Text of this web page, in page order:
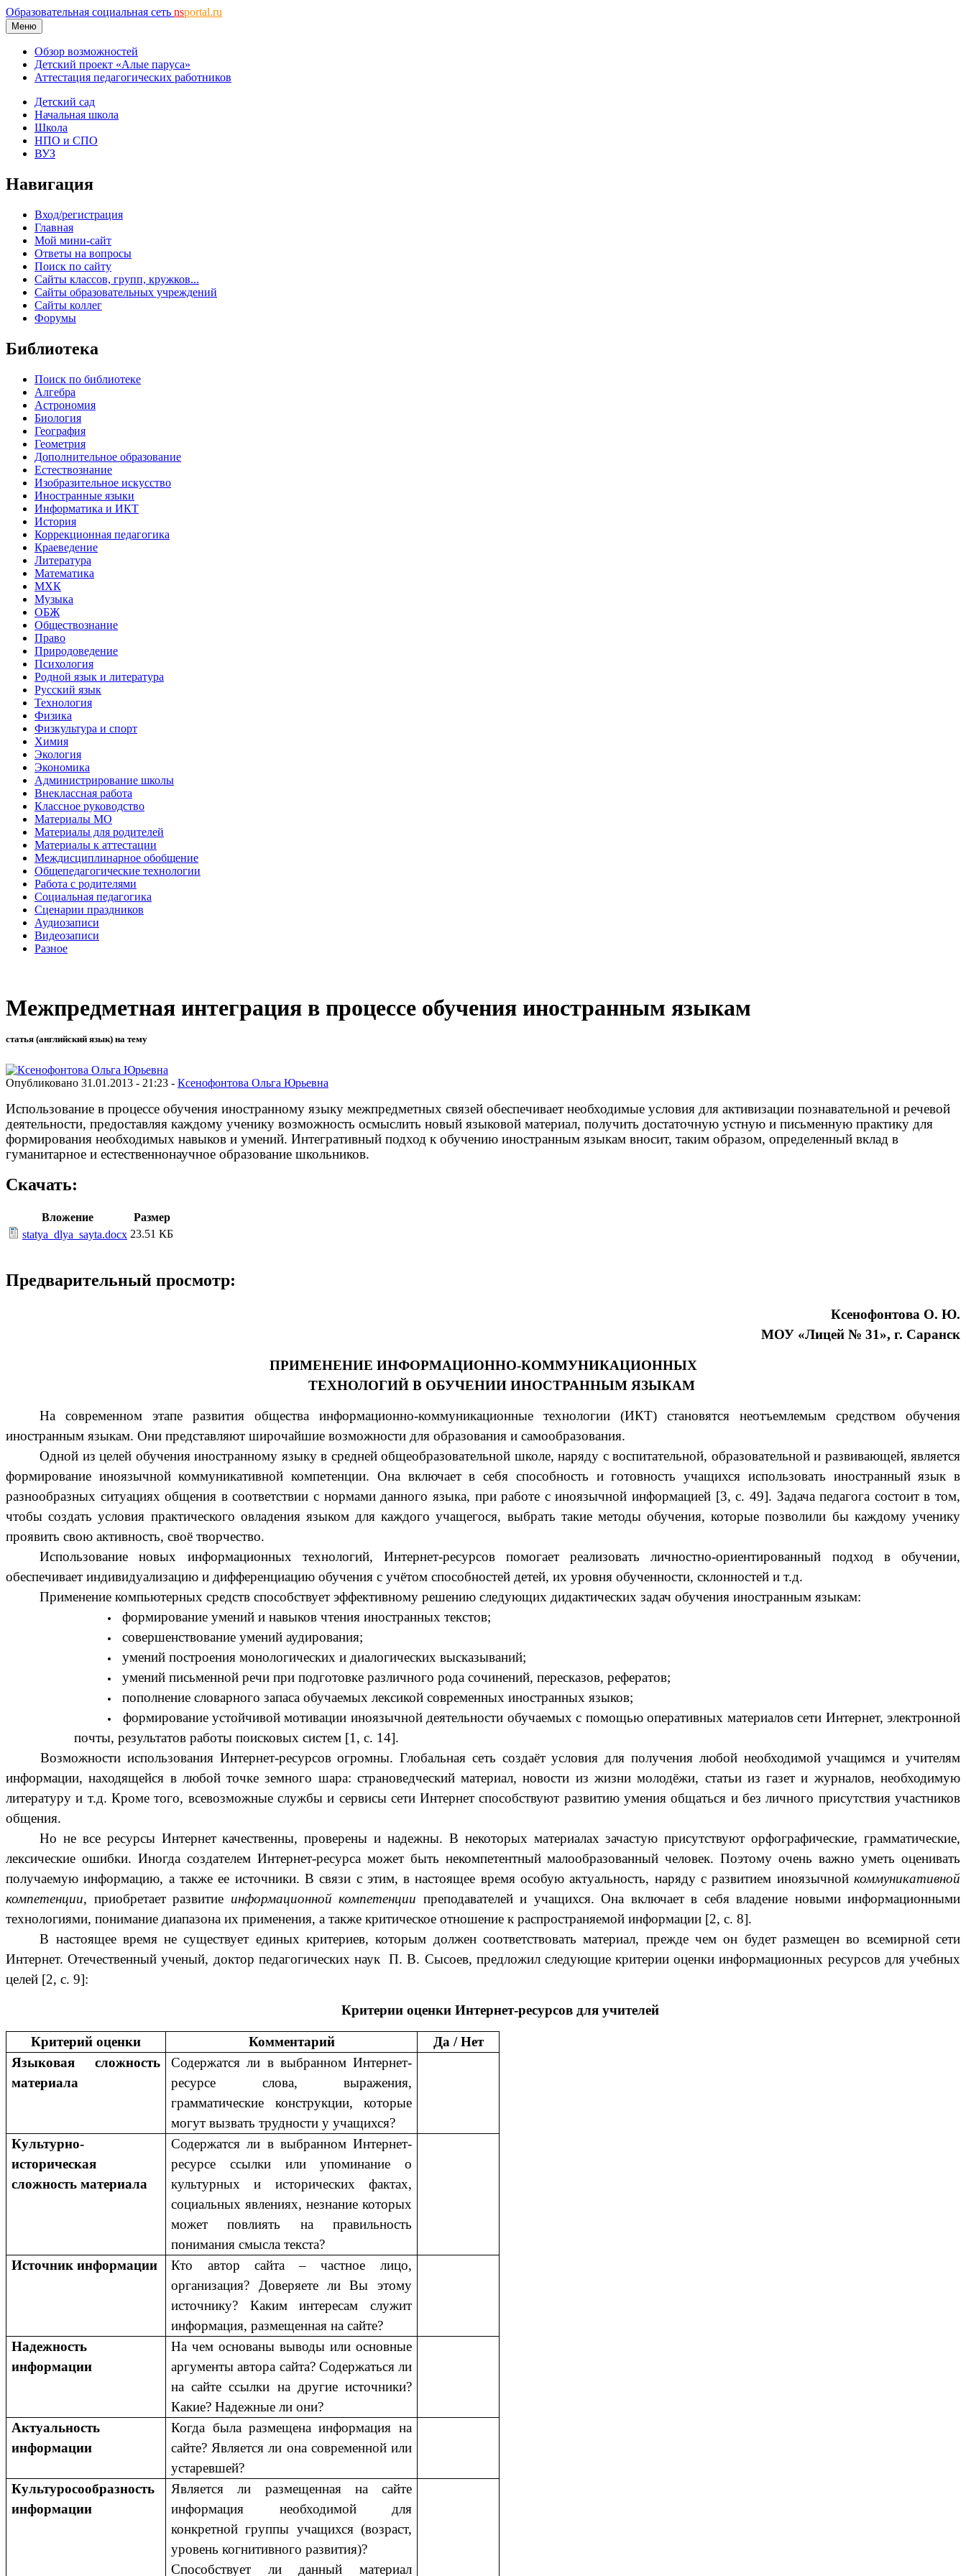
Образовательная социальная сеть nsportal.ru
Меню
Обзор возможностей
Детский проект «Алые паруса»
Аттестация педагогических работников
Детский сад
Начальная школа
Школа
НПО и СПО
ВУЗ
Навигация
Вход/регистрация
Главная
Мой мини-сайт
Ответы на вопросы
Поиск по сайту
Сайты классов, групп, кружков...
Сайты образовательных учреждений
Сайты коллег
Форумы
Библиотека
Поиск по библиотеке
Алгебра
Астрономия
Биология
География
Геометрия
Дополнительное образование
Естествознание
Изобразительное искусство
Иностранные языки
Информатика и ИКТ
История
Коррекционная педагогика
Краеведение
Литература
Математика
МХК
Музыка
ОБЖ
Обществознание
Право
Природоведение
Психология
Родной язык и литература
Русский язык
Технология
Физика
Физкультура и спорт
Химия
Экология
Экономика
Администрирование школы
Внеклассная работа
Классное руководство
Материалы МО
Материалы для родителей
Материалы к аттестации
Междисциплинарное обобщение
Общепедагогические технологии
Работа с родителями
Социальная педагогика
Сценарии праздников
Аудиозаписи
Видеозаписи
Разное
Межпредметная интеграция в процессе обучения иностранным языкам
статья (английский язык) на тему
Опубликовано 31.01.2013 - 21:23 - Ксенофонтова Ольга Юрьевна
Использование в процессе обучения иностранному языку межпредметных связей обеспечивает необходимые условия для активизации познавательной и речевой
деятельности, предоставляя каждому ученику возможность осмыслить новый языковой материал, получить достаточную устную и письменную практику для
формирования необходимых навыков и умений. Интегративный подход к обучению иностранным языкам вносит, таким образом, определенный вклад в
гуманитарное и естественнонаучное образование школьников.
Скачать:
Вложение
Размер
statya_dlya_sayta.docx 23.51 КБ
Предварительный просмотр:
Ксенофонтова О. Ю.
МОУ «Лицей № 31», г. Саранск
ПРИМЕНЕНИЕ ИНФОРМАЦИОННО-КОММУНИКАЦИОННЫХ
ТЕХНОЛОГИЙ В ОБУЧЕНИИ ИНОСТРАННЫМ ЯЗЫКАМ
На современном этапе развития общества информационно-коммуникационные технологии (ИКТ) становятся неотъемлемым средством обучения
иностранным языкам. Они представляют широчайшие возможности для образования и самообразования.
Одной из целей обучения иностранному языку в средней общеобразовательной школе, наряду с воспитательной, образовательной и развивающей, является
формирование иноязычной коммуникативной компетенции. Она включает в себя способность и готовность учащихся использовать иностранный язык в
разнообразных ситуациях общения в соответствии с нормами данного языка, при работе с иноязычной информацией [3, с. 49]. Задача педагога состоит в том,
чтобы создать условия практического овладения языком для каждого учащегося, выбрать такие методы обучения, которые позволили бы каждому ученику
проявить свою активность, своё творчество.
Использование новых информационных технологий, Интернет-ресурсов помогает реализовать личностно-ориентированный подход в обучении,
обеспечивает индивидуализацию и дифференциацию обучения с учётом способностей детей, их уровня обученности, склонностей и т.д.
Применение компьютерных средств способствует эффективному решению следующих дидактических задач обучения иностранным языкам:
формирование умений и навыков чтения иностранных текстов;
совершенствование умений аудирования;
умений построения монологических и диалогических высказываний;
умений письменной речи при подготовке различного рода сочинений, пересказов, рефератов;
пополнение словарного запаса обучаемых лексикой современных иностранных языков;
формирование устойчивой мотивации иноязычной деятельности обучаемых с помощью оперативных материалов сети Интернет, электронной
почты, результатов работы поисковых систем [1, с. 14].
Возможности использования Интернет-ресурсов огромны. Глобальная сеть создаёт условия для получения любой необходимой учащимся и учителям
информации, находящейся в любой точке земного шара: страноведческий материал, новости из жизни молодёжи, статьи из газет и журналов, необходимую
литературу и т.д. Кроме того, всевозможные службы и сервисы сети Интернет способствуют развитию умения общаться и без личного присутствия участников
общения.
Но не все ресурсы Интернет качественны, проверены и надежны. В некоторых материалах зачастую присутствуют орфографические, грамматические,
лексические ошибки. Иногда создателем Интернет-ресурса может быть некомпетентный малообразованный человек. Поэтому очень важно уметь оценивать
получаемую информацию, а также ее источники. В связи с этим, в настоящее время особую актуальность, наряду с развитием иноязычной коммуникативной
компетенции, приобретает развитие информационной компетенции преподавателей и учащихся. Она включает в себя владение новыми информационными
технологиями, понимание диапазона их применения, а также критическое отношение к распространяемой информации [2, с. 8].
В настоящее время не существует единых критериев, которым должен соответствовать материал, прежде чем он будет размещен во всемирной сети
Интернет. Отечественный ученый, доктор педагогических наук П. В. Сысоев, предложил следующие критерии оценки информационных ресурсов для учебных
целей [2, с. 9]:
Критерии оценки Интернет-ресурсов для учителей
Критерий оценки Комментарий
Да / Нет
Языковая сложность
материала
Содержатся ли в выбранном Интернет-
ресурсе слова, выражения,
грамматические конструкции, которые
могут вызвать трудности у учащихся?
Культурно-
историческая
сложность материала
Содержатся ли в выбранном Интернет-
ресурсе ссылки или упоминание о
культурных и исторических фактах,
социальных явлениях, незнание которых
может повлиять на правильность
понимания смысла текста?
Источник информации
Кто автор сайта – частное лицо,
организация? Доверяете ли Вы этому
источнику? Каким интересам служит
информация, размещенная на сайте?
Надежность
информации
На чем основаны выводы или основные
аргументы автора сайта? Содержаться ли
на сайте ссылки на другие источники?
Какие? Надежные ли они?
Актуальность
информации
Когда была размещена информация на
сайте? Является ли она современной или
устаревшей?
Культуросообразность
информации
Является ли размещенная на сайте
информация необходимой для
конкретной группы учащихся (возраст,
уровень когнитивного развития)?
Способствует ли данный материал